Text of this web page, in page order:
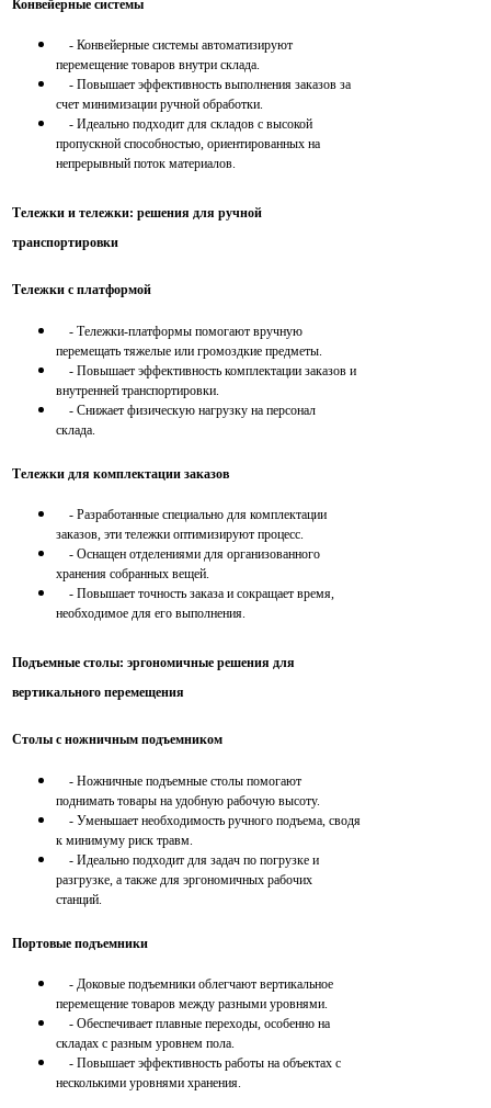
Конвейерные системы
- Конвейерные системы автоматизируют
перемещение товаров внутри склада.
- Повышает эффективность выполнения заказов за
счет минимизации ручной обработки.
- Идеально подходит для складов с высокой
пропускной способностью, ориентированных на
непрерывный поток материалов.
Тележки и тележки: решения для ручной
транспортировки
Тележки с платформой
- Тележки-платформы помогают вручную
перемещать тяжелые или громоздкие предметы.
- Повышает эффективность комплектации заказов и
внутренней транспортировки.
- Снижает физическую нагрузку на персонал
склада.
Тележки для комплектации заказов
- Разработанные специально для комплектации
заказов, эти тележки оптимизируют процесс.
- Оснащен отделениями для организованного
хранения собранных вещей.
- Повышает точность заказа и сокращает время,
необходимое для его выполнения.
Подъемные столы: эргономичные решения для
вертикального перемещения
Столы с ножничным подъемником
- Ножничные подъемные столы помогают
поднимать товары на удобную рабочую высоту.
- Уменьшает необходимость ручного подъема, сводя
к минимуму риск травм.
- Идеально подходит для задач по погрузке и
разгрузке, а также для эргономичных рабочих
станций.
Портовые подъемники
- Доковые подъемники облегчают вертикальное
перемещение товаров между разными уровнями.
- Обеспечивает плавные переходы, особенно на
складах с разным уровнем пола.
- Повышает эффективность работы на объектах с
несколькими уровнями хранения.